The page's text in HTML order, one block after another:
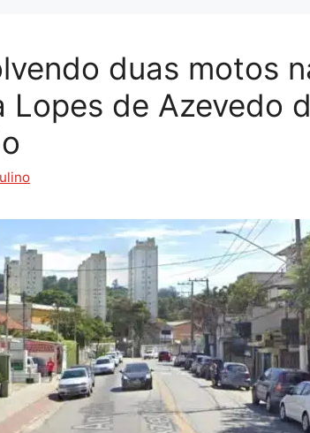
duas motos
Lopes de Azevedo